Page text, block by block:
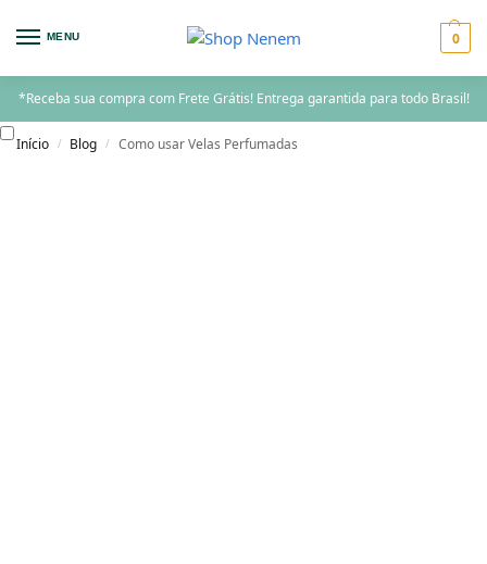
MENU 0
*Receba sua compra com Frete Grátis! Entrega garantida para todo Brasil!
Início / Blog / Como usar Velas Perfumadas